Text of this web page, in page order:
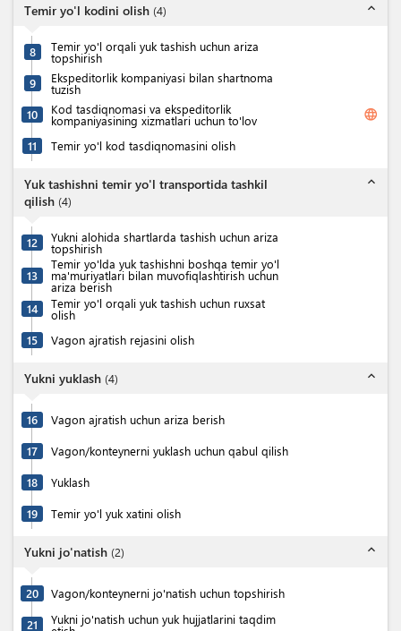
Temir yo'l kodini olish (4) expand_less
8 Temir yo'l orqali yuk tashish uchun ariza
topshirish
9
Ekspeditorlik kompaniyasi bilan shartnoma
tuzish
10
Kod tasdiqnomasi va ekspeditorlik
kompaniyasining xizmatlari uchun to'lov language
11 Temir yo'l kod tasdiqnomasini olish
Yuk tashishni temir yo'l transportida tashkil
qilish (4)
expand_less
12 Yukni alohida shartlarda tashish uchun ariza
topshirish
13
Temir yo'lda yuk tashishni boshqa temir yo'l
ma'muriyatlari bilan muvofiqlashtirish uchun
ariza berish
14
Temir yo'l orqali yuk tashish uchun ruxsat
olish
15
Vagon ajratish rejasini olish
Yukni yuklash (4) expand_less
16 Vagon ajratish uchun ariza berish
17 Vagon/konteynerni yuklash uchun qabul qilish
18 Yuklash
19 Temir yo'l yuk xatini olish
Yukni jo'natish (2) expand_less
20 Vagon/konteynerni jo'natish uchun topshirish
21 Yukni jo'natish uchun yuk hujjatlarini taqdim